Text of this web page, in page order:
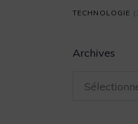
TECHNOLOGIE
Archives